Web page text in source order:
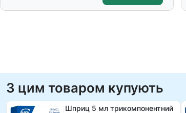
З цим товаром купують
Шприц 5 мл трикомпонентний